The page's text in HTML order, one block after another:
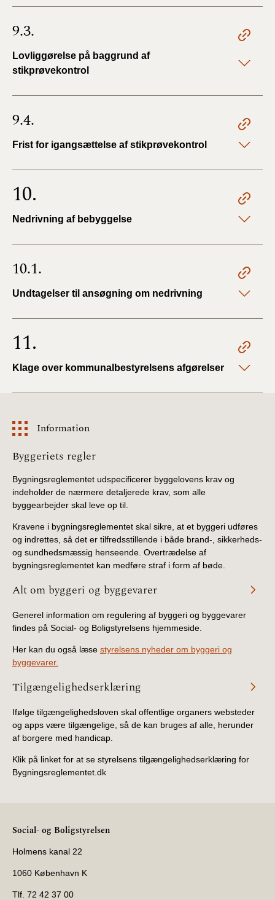
9.3.
Lovliggørelse på baggrund af
stikprøvekontrol
9.4.
Frist for igangsættelse af stikprøvekontrol
10.
Nedrivning af bebyggelse
10.1.
Undtagelser til ansøgning om nedrivning
11.
Klage over kommunalbestyrelsens afgørelser
Information
Information
Byggeriets regler
Bygningsreglementet udspecificerer byggelovens krav og
indeholder de nærmere detaljerede krav, som alle
byggearbejder skal leve op til.
Kravene i bygningsreglementet skal sikre, at et byggeri udføres
og indrettes, så det er tilfredsstillende i både brand-, sikkerheds-
og sundhedsmæssig henseende. Overtrædelse af
bygningsreglementet kan medføre straf i form af bøde.
Alt om byggeri og byggevarer
Generel information om regulering af byggeri og byggevarer
findes på Social- og Boligstyrelsens hjemmeside.
Her kan du også læse styrelsens nyheder om byggeri og
byggevarer.
Tilgængelighedserklæring
Ifølge tilgængelighedsloven skal offentlige organers websteder
og apps være tilgængelige, så de kan bruges af alle, herunder
af borgere med handicap.
Klik på linket for at se styrelsens tilgængelighedserklæring for
Bygningsreglementet.dk
Social- og Boligstyrelsen
Holmens kanal 22
1060 København K
Tlf. 72 42 37 00